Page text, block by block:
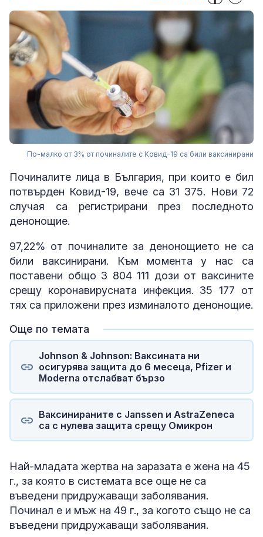
По-малко от 3% от починалите с Ковид-19 са били ваксинирани
Починалите лица в България, при които е бил
потвърден Ковид-19, вече са 31 375. Нови 72
случая са регистрирани през последното
денонощие.
97,22% от починалите за денонощието не са
били ваксинирани. Към момента у нас са
поставени общо 3 804 111 дози от ваксините
срещу коронавирусната инфекция. 35 177 от
тях са приложени през изминалото денонощие.
Още по темата
Johnson & Johnson: Ваксината ни
осигурява защита до 6 месеца, Pfizer и
Moderna отслабват бързо
Ваксинираните с Janssen и AstraZeneca
са с нулева защита срещу Омикрон
Най-младата жертва на заразата е жена на 45
г., за която в системата все още не са
въведени придружаващи заболявания.
Починал е и мъж на 49 г., за когото също не са
въведени придружаващи заболявания.